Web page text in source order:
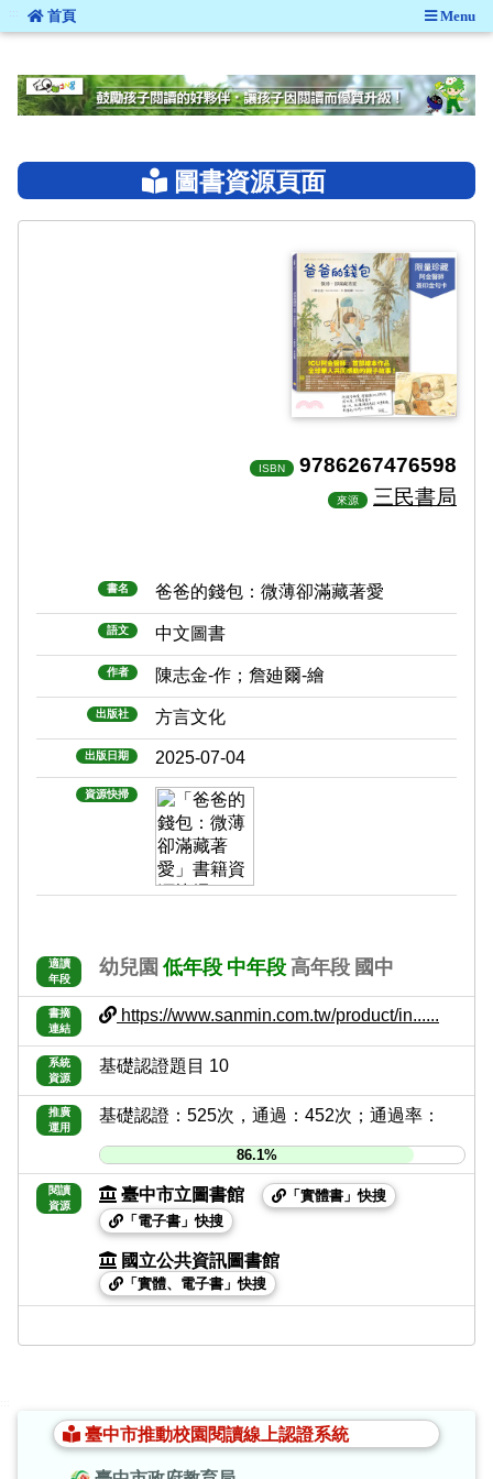
::: 首頁 Menu
圖書資源頁面
ISBN 9786267476598
來源 三民書局
書名 爸爸的錢包：微薄卻滿藏著愛
語文 中文圖書
作者 陳志金-作；詹廸爾-繪
出版社 方言文化
出版日期 2025-07-04
資源快掃
適讀
年段
幼兒園 低年段 中年段 高年段 國中
書摘
連結
https://www.sanmin.com.tw/product/in......
系統
資源
基礎認證題目 10
推廣
運用
基礎認證：525次，通過：452次；通過率：
86.1%
閱讀
資源
臺中市立圖書館
「實體書」快搜
「電子書」快搜
國立公共資訊圖書館
「實體、電子書」快搜
臺中市推動校園閱讀線上認證系統